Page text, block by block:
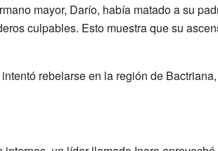
mayor, Darío, había matado a su
culpables. Esto muestra que su
rebelarse en la región de